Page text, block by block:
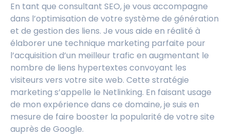
En tant que consultant SEO, je vous accompagne
dans l’optimisation de votre système de génération
et de gestion des liens. Je vous aide en réalité à
élaborer une technique marketing parfaite pour
l’acquisition d’un meilleur trafic en augmentant le
nombre de liens hypertextes convoyant les
visiteurs vers votre site web. Cette stratégie
marketing s’appelle le Netlinking. En faisant usage
de mon expérience dans ce domaine, je suis en
mesure de faire booster la popularité de votre site
auprès de Google.